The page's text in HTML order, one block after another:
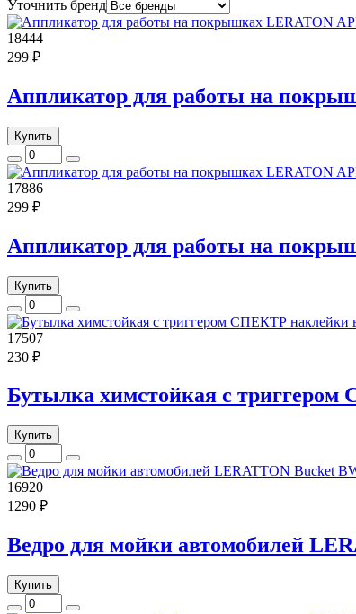
Уточнить бренд
18444
299 ₽
Аппликатор для работы на
Купить
17886
299 ₽
Аппликатор для работы на
Купить
17507
230 ₽
Бутылка химстойкая с
Купить
16920
1290 ₽
Ведро для мойки автомобилей
Купить